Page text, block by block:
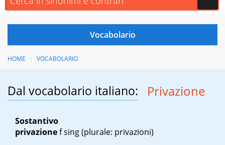
HOME VOCABOLARIO
Dal vocabolario italiano: Privazione
Sostantivo
privazionef sing(plurale: privazioni)